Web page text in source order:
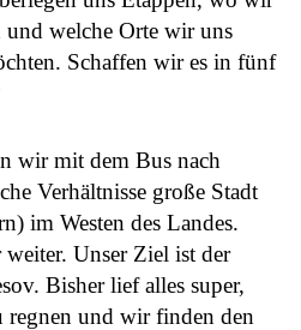
und welche Orte wir uns
Schaffen wir es in fünf
wir mit dem Bus nach
Verhältnisse große Stadt
im Westen des Landes.
Unser Ziel ist der
Bisher lief alles super,
regnen und wir finden den